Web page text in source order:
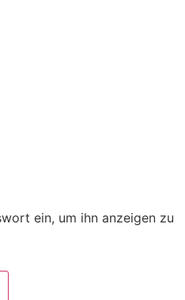
ein, um ihn anzeigen zu